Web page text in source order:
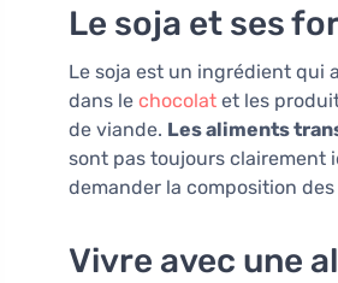
Le soja et ses
Le soja est un ingrédient qui
dans le chocolat et les
de viande. Les aliments
sont pas toujours clairement
demander la composition des
Vivre avec une